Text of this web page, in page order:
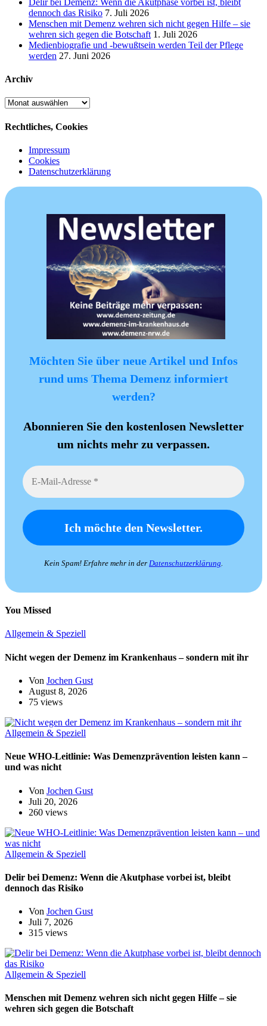
dennoch das Risiko 7. Juli 2026
Menschen mit Demenz wehren sich nicht gegen Hilfe – sie
wehren sich gegen die Botschaft 1. Juli 2026
Medienbiografie und -bewußtsein werden Teil der Pflege
werden 27. Juni 2026
Archiv
Archiv
Rechtliches, Cookies
Impressum
Cookies
Datenschutzerklärung
Möchten Sie über neue Artikel und Infos
rund ums Thema Demenz informiert
werden?
Abonnieren Sie den kostenlosen Newsletter
um nichts mehr zu verpassen.
Kein Spam! Erfahre mehr in der Datenschutzerklärung
You Missed
Allgemein & Speziell
Nicht wegen der Demenz im Krankenhaus – sondern mit ihr
Von Jochen Gust
August 8, 2026
75 views
Allgemein & Speziell
Neue WHO-Leitlinie: Was Demenzprävention leisten kann –
und was nicht
Von Jochen Gust
Juli 20, 2026
260 views
Allgemein & Speziell
Delir bei Demenz: Wenn die Akutphase vorbei ist, bleibt
dennoch das Risiko
Von Jochen Gust
Juli 7, 2026
315 views
Allgemein & Speziell
Menschen mit Demenz wehren sich nicht gegen Hilfe – sie
wehren sich gegen die Botschaft